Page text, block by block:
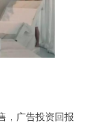
，广告投资回报